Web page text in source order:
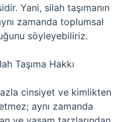
Yani, silah taşımanın
zamanda toplumsal
söyleyebiliriz.
Taşıma Hakkı
cinsiyet ve kimlikten
aynı zamanda